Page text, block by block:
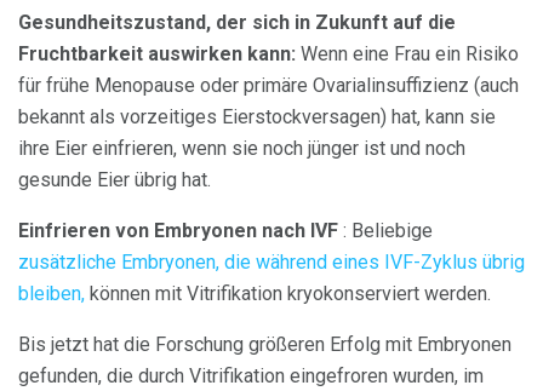
Gesundheitszustand, der sich in Zukunft auf die
Fruchtbarkeit auswirken kann: Wenn eine Frau ein Risiko
für frühe Menopause oder primäre Ovarialinsuffizienz (auch
bekannt als vorzeitiges Eierstockversagen) hat, kann sie
ihre Eier einfrieren, wenn sie noch jünger ist und noch
gesunde Eier übrig hat.
Einfrieren von Embryonen nach IVF : Beliebige
zusätzliche Embryonen, die während eines IVF-Zyklus übrig
bleiben, können mit Vitrifikation kryokonserviert werden.
Bis jetzt hat die Forschung größeren Erfolg mit Embryonen
gefunden, die durch Vitrifikation eingefroren wurden, im